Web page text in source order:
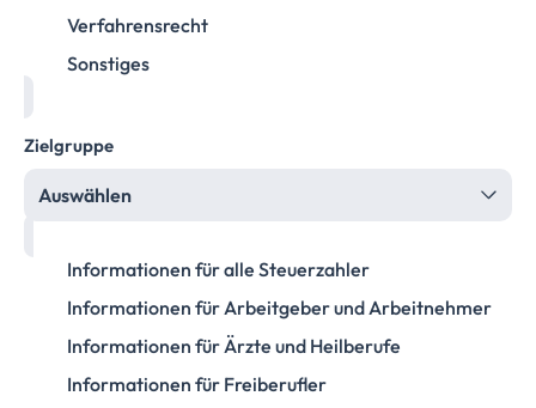
Verfahrensrecht
Sonstiges
Zielgruppe
Auswählen
Informationen für alle Steuerzahler
Informationen für Arbeitgeber und Arbeitnehmer
Informationen für Ärzte und Heilberufe
Informationen für Freiberufler